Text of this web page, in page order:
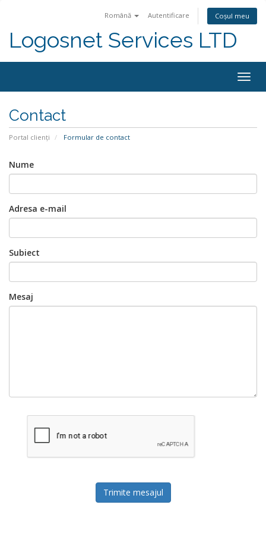
Română Autentificare Coșul meu
Logosnet Services LTD
Contact
Portal clienți Formular de contact
Nume
Adresa e-mail
Subiect
Mesaj
Trimite mesajul